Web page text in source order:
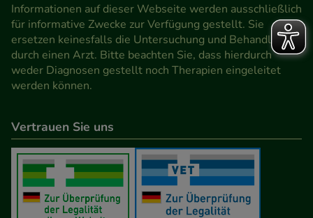
Informationen auf dieser Webseite werden ausschließlich
für informative Zwecke zur Verfügung gestellt. Sie
ersetzen keinesfalls die Untersuchung und Behandlung
durch einen Arzt. Bitte beachten Sie, dass hierdurch
weder Diagnosen gestellt noch Therapien eingeleitet
werden können.
Vertrauen Sie uns